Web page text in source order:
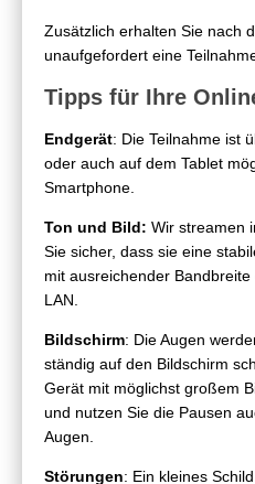
Zusätzlich erhalten Sie nach
unaufgefordert eine
Tipps für Ihre
Endgerät: Die Teilnahme ist
oder auch auf dem Tablet
Smartphone.
Ton und Bild: Wir streamen
Sie sicher, dass sie eine
mit ausreichender
LAN.
Bildschirm: Die Augen
ständig auf den Bildschirm
Gerät mit möglichst großem
und nutzen Sie die Pausen
Augen.
Störungen: Ein kleines